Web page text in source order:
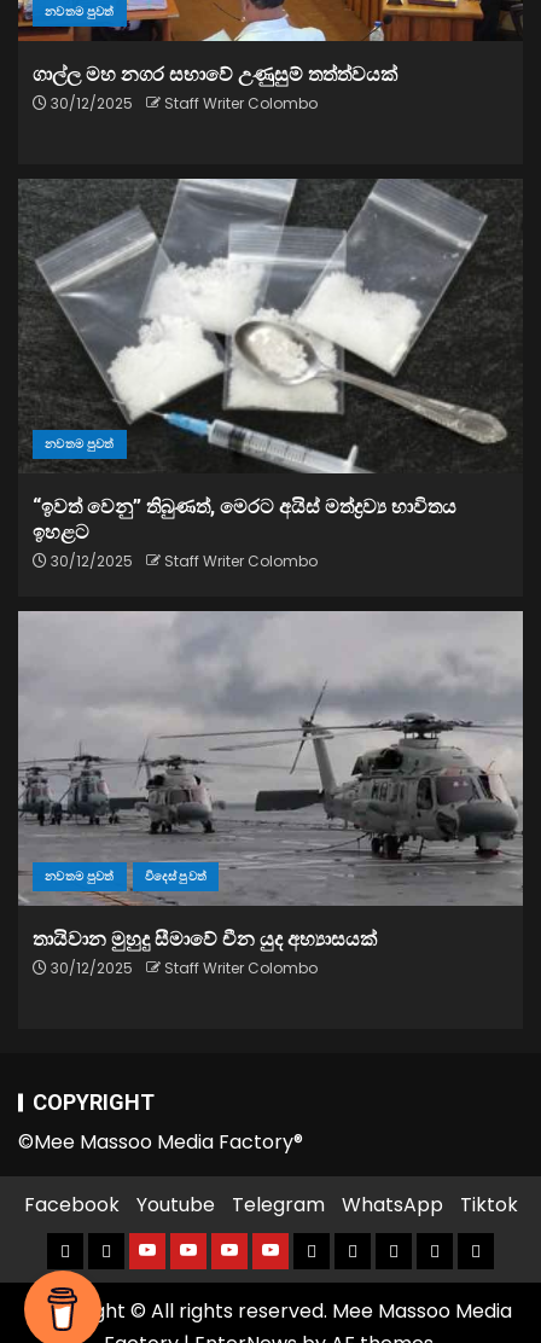
නවතම පුවත්
ගාල්ල මහ නගර සභාවේ උණුසුම් තත්ත්වයක්
30/12/2025 Staff Writer Colombo
නවතම පුවත්
“ඉවත් වෙනු” තිබුණත්, මෙරට අයිස් මත්ද්‍රව්‍ය භාවිතය
ඉහළට
30/12/2025 Staff Writer Colombo
නවතම පුවත් විදෙස් පුවත්
තායිවාන මුහුදු සීමාවේ චීන යුද අභ්‍යාසයක්
30/12/2025 Staff Writer Colombo
COPYRIGHT
©Mee Massoo Media Factory®
Facebook Youtube Telegram WhatsApp Tiktok
Copyright © All rights reserved. Mee Massoo Media